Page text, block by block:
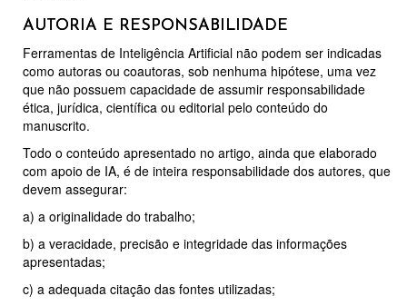
AUTORIA E RESPONSABILIDADE
Ferramentas de Inteligência Artificial não podem ser indicadas
como autoras ou coautoras, sob nenhuma hipótese, uma vez
que não possuem capacidade de assumir responsabilidade
ética, jurídica, científica ou editorial pelo conteúdo do
manuscrito.
Todo o conteúdo apresentado no artigo, ainda que elaborado
com apoio de IA, é de inteira responsabilidade dos autores, que
devem assegurar:
a) a originalidade do trabalho;
b) a veracidade, precisão e integridade das informações
apresentadas;
c) a adequada citação das fontes utilizadas;